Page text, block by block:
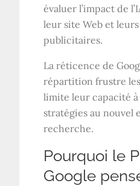
évaluer l’impact de
leur site Web et
publicitaires.
La réticence de
répartition frustre
limite leur capacité
stratégies au nouvel
recherche.
Pourquoi le
Google